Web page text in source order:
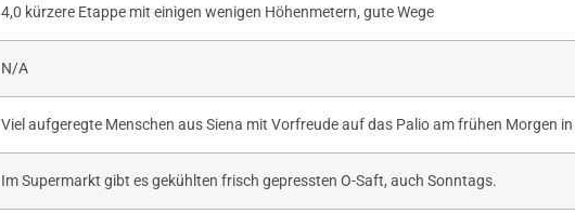
4,0 kürzere Etappe mit einigen wenigen Höhenmetern, gute Wege
N/A
Viel aufgeregte Menschen aus Siena mit Vorfreude auf das Palio am frühen Morgen
Im Supermarkt gibt es gekühlten frisch gepressten O-Saft, auch Sonntags.